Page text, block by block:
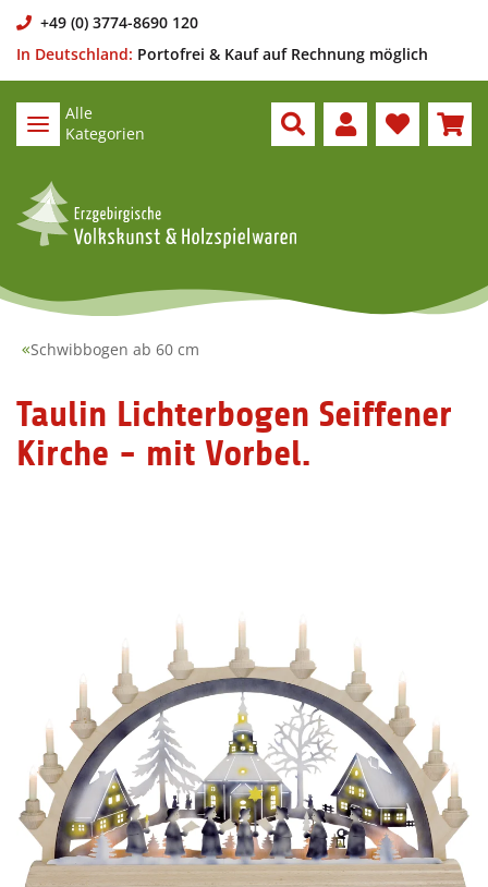
+49 (0) 3774-8690 120
In Deutschland: Portofrei & Kauf auf Rechnung möglich
Alle
Kategorien
Schwibbogen ab 60 cm
Taulin Lichterbogen Seiffener
Kirche - mit Vorbel.